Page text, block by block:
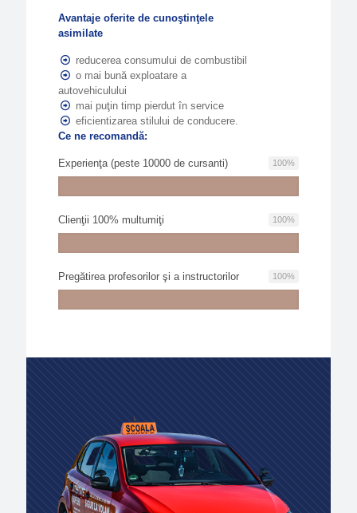
Avantaje oferite de cunoştinţele
asimilate
reducerea consumului de combustibil
o mai bună exploatare a
autovehiculului
mai puţin timp pierdut în service
eficientizarea stilului de conducere.
Ce ne recomandă:
Experienţa (peste 10000 de cursanti) 100%
Clienţii 100% multumiţi 100%
Pregătirea profesorilor şi a instructorilor 100%